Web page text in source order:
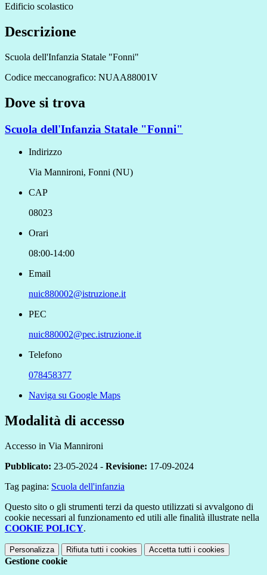
Edificio scolastico
Descrizione
Scuola dell'Infanzia Statale "Fonni"
Codice meccanografico: NUAA88001V
Dove si trova
Scuola dell'Infanzia Statale "Fonni"
Indirizzo
Via Mannironi, Fonni (NU)
CAP
08023
Orari
08:00-14:00
Email
nuic880002@istruzione.it
PEC
nuic880002@pec.istruzione.it
Telefono
078458377
Naviga su Google Maps
Modalità di accesso
Accesso in Via Mannironi
Pubblicato: 23-05-2024 - Revisione: 17-09-2024
Tag pagina: Scuola dell'infanzia
Questo sito o gli strumenti terzi da questo utilizzati si avvalgono di
cookie necessari al funzionamento ed utili alle finalità illustrate nella
COOKIE POLICY.
Personalizza Rifiuta tutti i cookies Accetta tutti i cookies
Gestione cookie